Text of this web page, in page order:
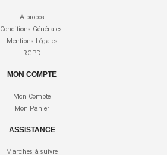
A propos
Conditions Générales
Mentions Légales
RGPD
MON COMPTE
Mon Compte
Mon Panier
ASSISTANCE
Marches à suivre